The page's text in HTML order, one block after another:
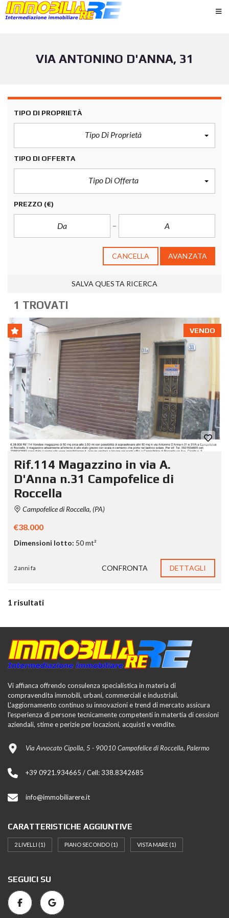
VIA ANTONINO D'ANNA, 31
TIPO DI PROPRIETÀ
Tipo Di Proprietà
TIPO DI OFFERTA
Tipo Di Offerta
PREZZO (€)
CANCELLA AVANZATA
SALVA QUESTA RICERCA
1 TROVATI
VENDO
Rif.114 Magazzino in via A.
D'Anna n.31 Campofelice di
Roccella
Campofelice di Roccella, (PA)
€38.000
Dimensioni lotto: 50 mt²
2 anni fa CONFRONTA DETTAGLI
1 risultati
Vi affianca offrendo consulenza specialistica in materia di
compravendita immobili, urbani, commerciali e industriali.
L'aggiornamento continuo su innovazioni e trend di mercato assicura
l'esperienza di persone tecnicamente competenti in matertia di cessioni
aziendali, stime e perizie per locazioni, acquisti e vendite.
Via Avvocato Cipolla, 5 - 90010 Campofelice di Roccella, Palermo
+39 0921.934665 / Cell: 338.8342685
info@immobiliarere.it
CARATTERISTICHE AGGIUNTIVE
2 LIVELLI (1) PIANO SECONDO (1) VISTA MARE (1)
SEGUICI SU